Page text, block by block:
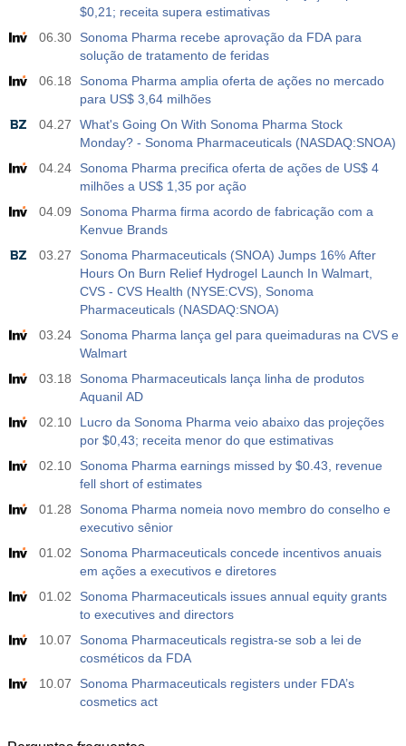
$0,21; receita supera estimativas
06.30
Sonoma Pharma recebe aprovação da FDA para
solução de tratamento de feridas
06.18
Sonoma Pharma amplia oferta de ações no mercado
para US$ 3,64 milhões
04.27
What's Going On With Sonoma Pharma Stock
Monday? - Sonoma Pharmaceuticals (NASDAQ:SNOA)
04.24
Sonoma Pharma precifica oferta de ações de US$ 4
milhões a US$ 1,35 por ação
04.09
Sonoma Pharma firma acordo de fabricação com a
Kenvue Brands
03.27
Sonoma Pharmaceuticals (SNOA) Jumps 16% After
Hours On Burn Relief Hydrogel Launch In Walmart,
CVS - CVS Health (NYSE:CVS), Sonoma
Pharmaceuticals (NASDAQ:SNOA)
03.24
Sonoma Pharma lança gel para queimaduras na CVS e
Walmart
03.18
Sonoma Pharmaceuticals lança linha de produtos
Aquanil AD
02.10
Lucro da Sonoma Pharma veio abaixo das projeções
por $0,43; receita menor do que estimativas
02.10
Sonoma Pharma earnings missed by $0.43, revenue
fell short of estimates
01.28
Sonoma Pharma nomeia novo membro do conselho e
executivo sênior
01.02
Sonoma Pharmaceuticals concede incentivos anuais
em ações a executivos e diretores
01.02
Sonoma Pharmaceuticals issues annual equity grants
to executives and directors
10.07
Sonoma Pharmaceuticals registra-se sob a lei de
cosméticos da FDA
10.07
Sonoma Pharmaceuticals registers under FDA’s
cosmetics act